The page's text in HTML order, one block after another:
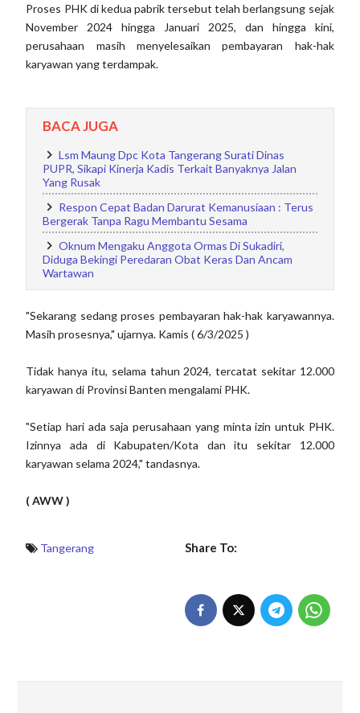
Proses PHK di kedua pabrik tersebut telah berlangsung sejak
November 2024 hingga Januari 2025, dan hingga kini,
perusahaan masih menyelesaikan pembayaran hak-hak
karyawan yang terdampak.
BACA JUGA
Lsm Maung Dpc Kota Tangerang Surati Dinas
PUPR, Sikapi Kinerja Kadis Terkait Banyaknya Jalan
Yang Rusak
Respon Cepat Badan Darurat Kemanusiaan : Terus
Bergerak Tanpa Ragu Membantu Sesama
Oknum Mengaku Anggota Ormas Di Sukadiri,
Diduga Bekingi Peredaran Obat Keras Dan Ancam
Wartawan
"Sekarang sedang proses pembayaran hak-hak karyawannya.
Masih prosesnya," ujarnya. Kamis ( 6/3/2025 )
Tidak hanya itu, selama tahun 2024, tercatat sekitar 12.000
karyawan di Provinsi Banten mengalami PHK.
"Setiap hari ada saja perusahaan yang minta izin untuk PHK.
Izinnya ada di Kabupaten/Kota dan itu sekitar 12.000
karyawan selama 2024," tandasnya.
( AWW )
Tangerang Share To: